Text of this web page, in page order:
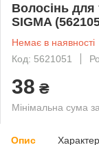
Волосінь
SIGMA
Немає в наявності
Код: 5621051
38 ₴
Мінімальна сума
Опис